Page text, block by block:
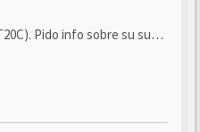
Pido info sobre su sustitución